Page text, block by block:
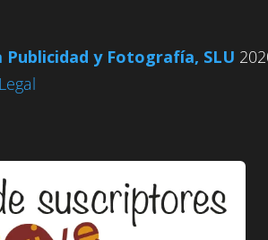
Publicidad y Fotografía, SLU